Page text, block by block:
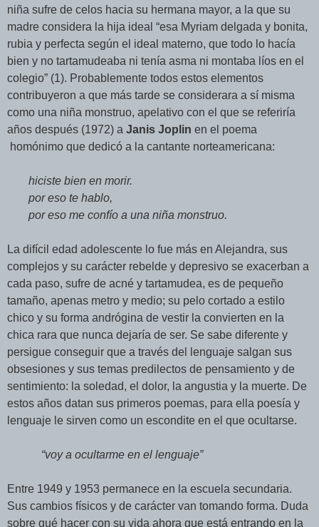
niña sufre de celos hacia su hermana mayor, a la que su
madre considera la hija ideal “esa Myriam delgada y bonita,
rubia y perfecta según el ideal materno, que todo lo hacía
bien y no tartamudeaba ni tenía asma ni montaba líos en el
colegio” (1). Probablemente todos estos elementos
contribuyeron a que más tarde se considerara a sí misma
como una niña monstruo, apelativo con el que se referiría
años después (1972) a Janis Joplin en el poema
homónimo que dedicó a la cantante norteamericana:
hiciste bien en morir.
por eso te hablo,
por eso me confío a una niña monstruo.
La difícil edad adolescente lo fue más en Alejandra, sus
complejos y su carácter rebelde y depresivo se exacerban a
cada paso, sufre de acné y tartamudea, es de pequeño
tamaño, apenas metro y medio; su pelo cortado a estilo
chico y su forma andrógina de vestir la convierten en la
chica rara que nunca dejaría de ser. Se sabe diferente y
persigue conseguir que a través del lenguaje salgan sus
obsesiones y sus temas predilectos de pensamiento y de
sentimiento: la soledad, el dolor, la angustia y la muerte. De
estos años datan sus primeros poemas, para ella poesía y
lenguaje le sirven como un escondite en el que ocultarse.
“voy a ocultarme en el lenguaje”
Entre 1949 y 1953 permanece en la escuela secundaria.
Sus cambios físicos y de carácter van tomando forma. Duda
sobre qué hacer con su vida ahora que está entrando en la